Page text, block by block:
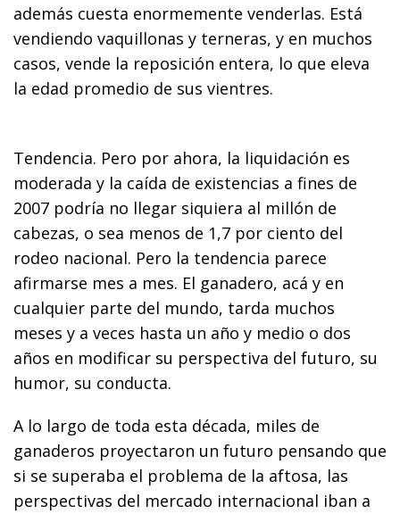
además cuesta enormemente venderlas. Está
vendiendo vaquillonas y terneras, y en muchos
casos, vende la reposición entera, lo que eleva
la edad promedio de sus vientres.
Tendencia. Pero por ahora, la liquidación es
moderada y la caída de existencias a fines de
2007 podría no llegar siquiera al millón de
cabezas, o sea menos de 1,7 por ciento del
rodeo nacional. Pero la tendencia parece
afirmarse mes a mes. El ganadero, acá y en
cualquier parte del mundo, tarda muchos
meses y a veces hasta un año y medio o dos
años en modificar su perspectiva del futuro, su
humor, su conducta.
A lo largo de toda esta década, miles de
ganaderos proyectaron un futuro pensando que
si se superaba el problema de la aftosa, las
perspectivas del mercado internacional iban a